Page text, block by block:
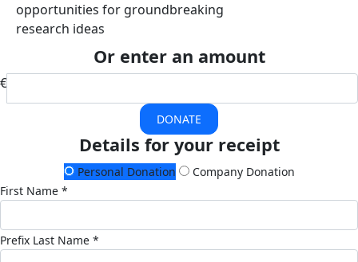
opportunities for groundbreaking
research ideas
Or enter an amount
€
DONATE
Details for your receipt
Personal Donation
Company Donation
First Name *
Prefix Last Name *